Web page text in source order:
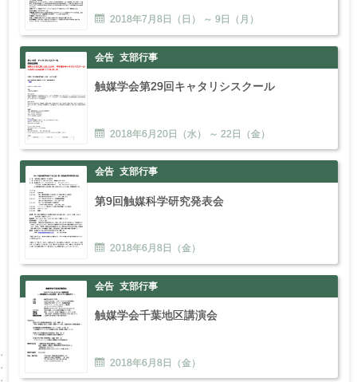
2018年7月 8日（日） ～ 9日（月）
会告 支部行事
触媒学会第29回キャタリシスクール
2018年6月20日（水） ～ 22日（金）
会告 支部行事
第9回触媒科学研究発表会
2018年6月 8日（金）
会告 支部行事
触媒学会千葉地区講演会
2018年6月8日（金）